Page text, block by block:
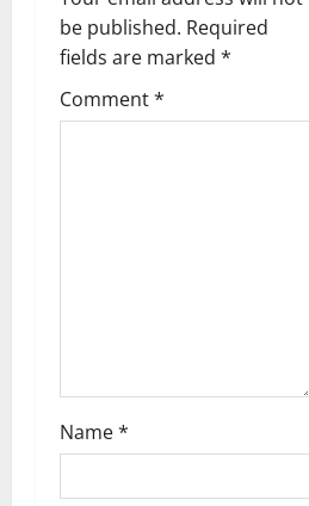
g
a
be published. Required
fields are marked *
Comment*
Name*